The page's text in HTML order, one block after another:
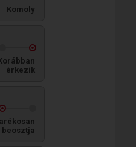
Komoly
érkezik
beosztja